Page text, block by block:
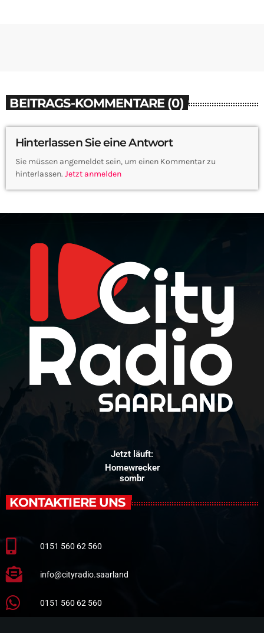
BEITRAGS-KOMMENTARE (0)
Hinterlassen Sie eine Antwort
Sie müssen angemeldet sein, um einen Kommentar zu
hinterlassen. Jetzt anmelden
Jetzt läuft:
Homewrecker
sombr
KONTAKTIERE UNS
0151 560 62 560
info@cityradio.saarland
0151 560 62 560